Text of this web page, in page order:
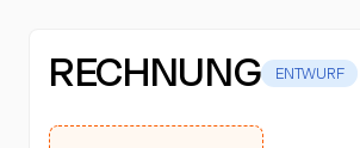
RECHNUNG ENTWURF